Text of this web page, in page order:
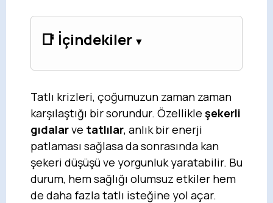
📑 İçindekiler
Tatlı krizleri, çoğumuzun zaman zaman
karşılaştığı bir sorundur. Özellikle şekerli
gıdalarve tatlılar, anlık bir enerji
patlaması sağlasa da sonrasında kan
şekeri düşüşü ve yorgunluk yaratabilir. Bu
durum, hem sağlığı olumsuz etkiler hem
de daha fazla tatlı isteğine yol açar.